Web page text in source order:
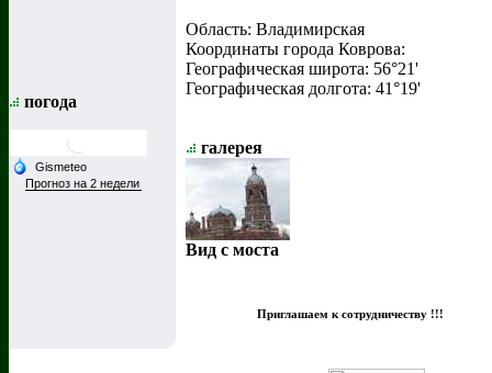
Область: Владимирская
Координаты города Коврова:
Географическая широта: 56°21'
Географическая долгота: 41°19'
галерея
Вид с моста
Приглашаем к сотрудничеству !!!
погода